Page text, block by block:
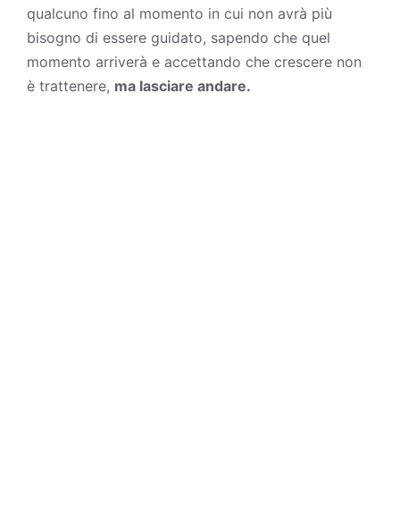
qualcuno fino al momento in cui non avrà più
bisogno di essere guidato, sapendo che quel
momento arriverà e accettando che crescere non
è trattenere, ma lasciare andare.